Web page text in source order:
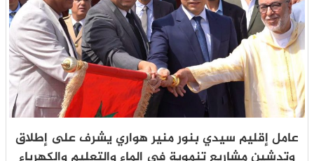
عامل إقليم سيدي بنور منير هواري يشرف على إطلاق